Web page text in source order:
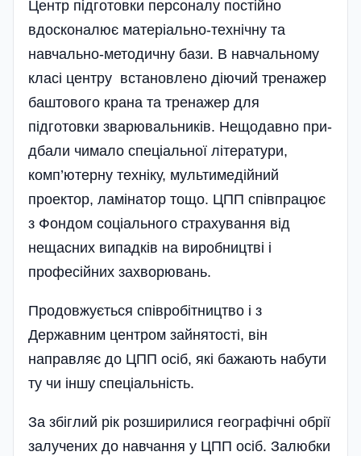
Центр підготовки перс­о­налу постійно
вдосконалює матеріально-технічну та
навчально-методичну бази. В навчальному
класі центру встановлено діючий тренажер
баштового крана та трена­жер для
підготовки зварювальників. Нещодавно при­
дбали чимало спеціальної літератури,
комп’ютерну техніку, мультимедійний
проектор, ламінатор тощо. ЦПП співпрацює
з Фондом соціального страхування від
нещасних випадків на виробництві і
професійних захворювань.
Продовжується співробітництво і з
Державним центром зайнятості, він
направляє до ЦПП осіб, які бажають набути
ту чи іншу спеціа­ль­ність.
За збіглий рік розширилися географічні обрії
залучених до навчання у ЦПП осіб. Залюбки